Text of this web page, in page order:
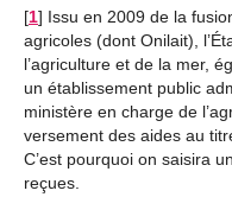
[1]
Issu en 2009 de la
agricoles (dont Onilait),
l’agriculture et de la mer,
un établissement public
ministère en charge de
versement des aides au
C’est pourquoi on saisira
reçues.